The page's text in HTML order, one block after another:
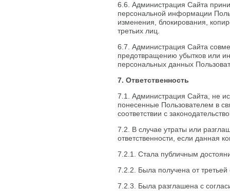
6.6. Администрация Сайта
персональной информации
изменения, блокирования,
третьих лиц.
6.7. Администрация Сайта
предотвращению убытков или
персональных данных
7. Ответственность
7.1. Администрация Сайта, не
понесенные Пользователем в
соответствии с
7.2. В случае утраты или
ответственности, если данная
7.2.1. Стала публичным
7.2.2. Была получена от
7.2.3. Была разглашена с